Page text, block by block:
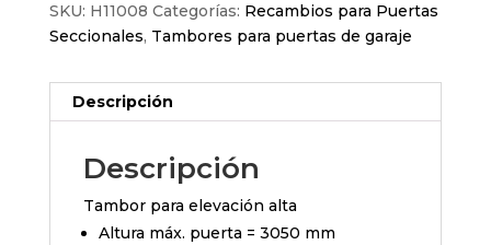
SKU: H11008 Categorías: Recambios para Puertas
Seccionales, Tambores para puertas de garaje
Descripción
Descripción
Tambor para elevación alta
Altura máx. puerta = 3050 mm